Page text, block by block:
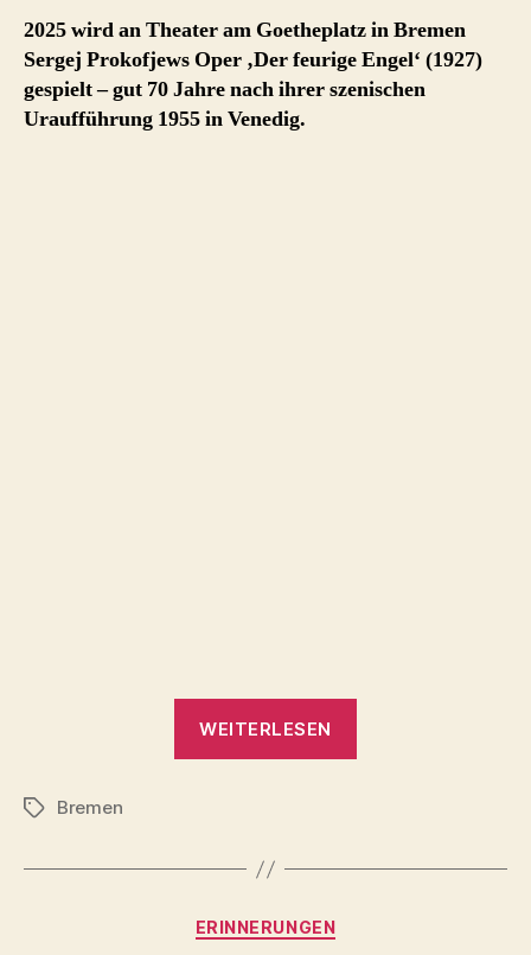
2025 wird an Theater am Goetheplatz in Bremen
Sergej Prokofjews Oper ‚Der feurige Engel‘ (1927)
gespielt – gut 70 Jahre nach ihrer szenischen
Uraufführung 1955 in Venedig.
WEITERLESEN
–
Schlagwörter
Bremen
Kategorien
ERINNERUNGEN